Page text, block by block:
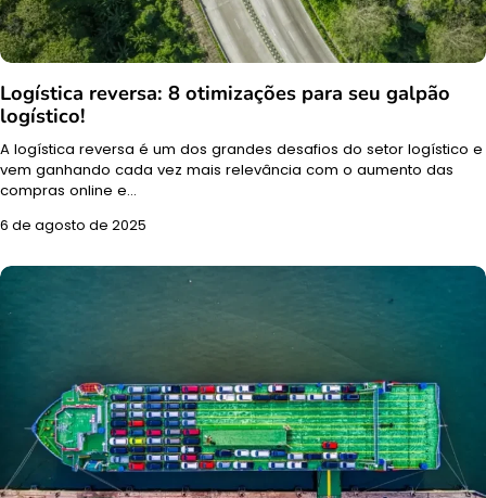
Logística reversa: 8 otimizações para seu galpão
logístico!
A logística reversa é um dos grandes desafios do setor logístico e
vem ganhando cada vez mais relevância com o aumento das
compras online e…
6 de agosto de 2025